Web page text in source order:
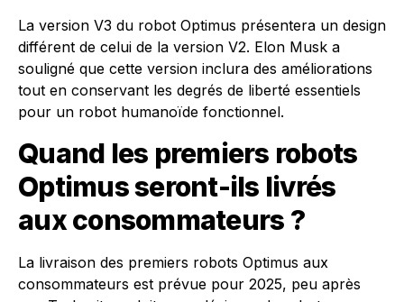
La version V3 du robot Optimus présentera un design
différent de celui de la version V2. Elon Musk a
souligné que cette version inclura des améliorations
tout en conservant les degrés de liberté essentiels
pour un robot humanoïde fonctionnel.
Quand les premiers robots
Optimus seront-ils livrés
aux consommateurs ?
La livraison des premiers robots Optimus aux
consommateurs est prévue pour 2025, peu après